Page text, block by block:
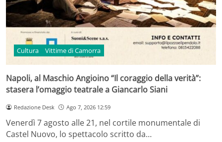
Cultura Vittime di Camorra
Napoli, al Maschio Angioino “Il coraggio della verità”:
stasera l’omaggio teatrale a Giancarlo Siani
Redazione Desk Ago 7, 2026 12:59
Venerdì 7 agosto alle 21, nel cortile monumentale di
Castel Nuovo, lo spettacolo scritto da…